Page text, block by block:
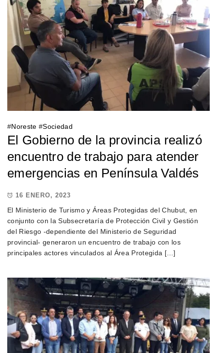
#Noreste #Sociedad
El Gobierno de la provincia realizó
encuentro de trabajo para atender
emergencias en Península Valdés
16 ENERO, 2023
El Ministerio de Turismo y Áreas Protegidas del Chubut, en
conjunto con la Subsecretaría de Protección Civil y Gestión
del Riesgo -dependiente del Ministerio de Seguridad
provincial- generaron un encuentro de trabajo con los
principales actores vinculados al Área Protegida […]